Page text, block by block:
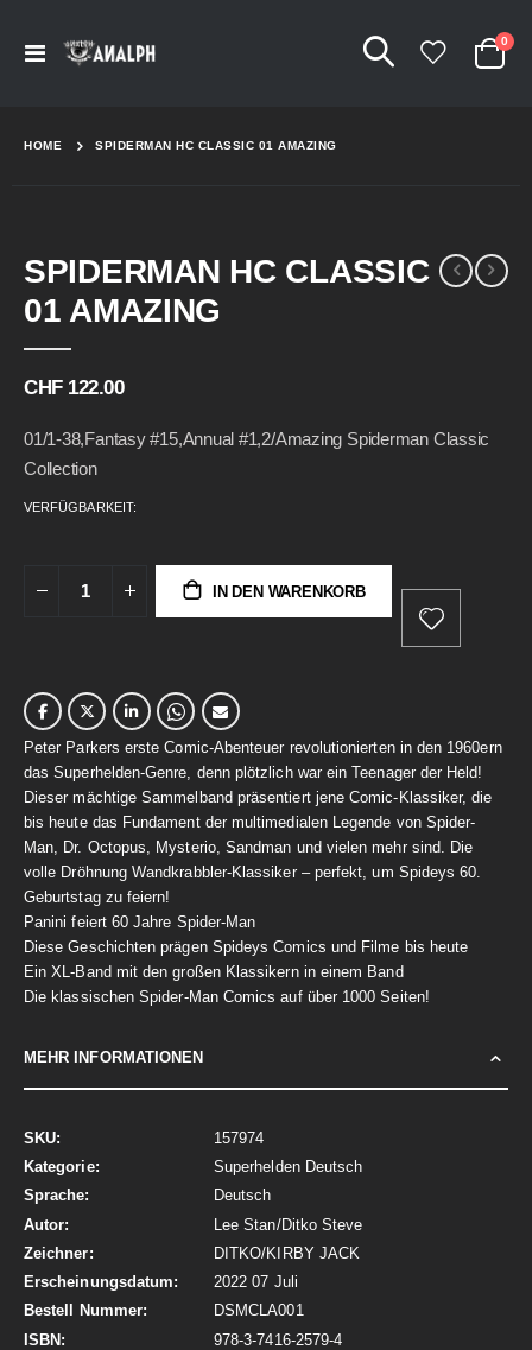
Navigation
Cart
0
HOME SPIDERMAN HC CLASSIC 01 AMAZING
SPIDERMAN HC CLASSIC
01 AMAZING
CHF 122.00
01/1-38,Fantasy #15,Annual #1,2/Amazing Spiderman Classic
Collection
VERFÜGBARKEIT:
IN DEN WARENKORB
Peter Parkers erste Comic-Abenteuer revolutionierten in den 1960ern
das Superhelden-Genre, denn plötzlich war ein Teenager der Held!
Dieser mächtige Sammelband präsentiert jene Comic-Klassiker, die
bis heute das Fundament der multimedialen Legende von Spider-
Man, Dr. Octopus, Mysterio, Sandman und vielen mehr sind. Die
volle Dröhnung Wandkrabbler-Klassiker – perfekt, um Spideys 60.
Geburtstag zu feiern!
Panini feiert 60 Jahre Spider-Man
Diese Geschichten prägen Spideys Comics und Filme bis heute
Ein XL-Band mit den großen Klassikern in einem Band
Die klassischen Spider-Man Comics auf über 1000 Seiten!
MEHR INFORMATIONEN
Mehr
Informationen
157974
Superhelden Deutsch
Deutsch
Lee Stan/Ditko Steve
DITKO/KIRBY JACK
2022 07 Juli
DSMCLA001
978-3-7416-2579-4
to
the
end
images
to
the
beginning
images